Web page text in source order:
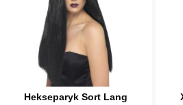
Hekseparyk Sort Lang